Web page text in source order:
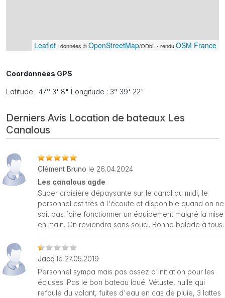
Leaflet | données ©OpenStreetMap/ODbL - renduOSM France
Coordonnées GPS
Latitude : 47° 3' 8" Longitude : 3° 39' 22"
Derniers Avis Location de bateaux Les
Canalous
Clément Bruno le 26.04.2024
Les canalous agde
Super croisière dépaysante sur le canal du midi, le
personnel est très à l'écoute et disponible quand on ne
sait pas faire fonctionner un équipement malgré la mise
en main. On reviendra sans souci. Bonne balade à tous.
Jacq le 27.05.2019
Personnel sympa mais pas assez d'initiation pour les
écluses. Pas le bon bateau loué. Vétuste, huile qui
refoule du volant, fuites d'eau en cas de pluie, 3 lattes